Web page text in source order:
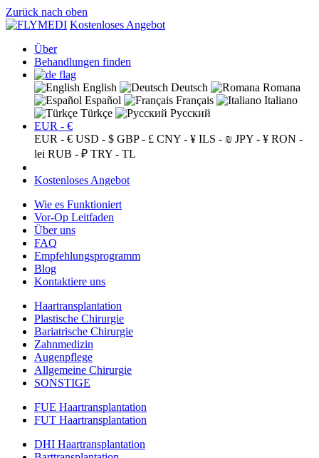
Zurück nach oben
Kostenloses Angebot
Über
Behandlungen finden
English Deutsch
Romana
Español
Français
Italiano
Türkçe
Русский
EUR - €
EUR - € USD - $ GBP - £ CNY - ¥ ILS - ₪ JPY - ¥ RON -
lei RUB - ₽ TRY - TL
Kostenloses Angebot
Wie es Funktioniert
Vor-Op Leitfaden
Über uns
FAQ
Empfehlungsprogramm
Blog
Kontaktiere uns
Haartransplantation
Plastische Chirurgie
Bariatrische Chirurgie
Zahnmedizin
Augenpflege
Allgemeine Chirurgie
SONSTIGE
FUE Haartransplantation
FUT Haartransplantation
DHI Haartransplantation